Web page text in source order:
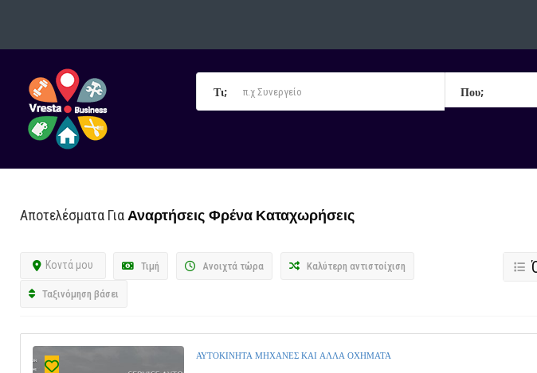
Τι; Που;
Αποτελέσματα ΓιαΑναρτήσεις Φρένα Καταχωρήσεις
Τιμή Ανοιχτά τώρα
Κοντά μου Καλύτερη αντιστοίχιση
Ταξινόμηση βάσει
ΑΥΤΟΚΙΝΗΤΑ ΜΗΧΑΝΕΣ ΚΑΙ ΑΛΛΑ ΟΧΗΜΑΤΑ